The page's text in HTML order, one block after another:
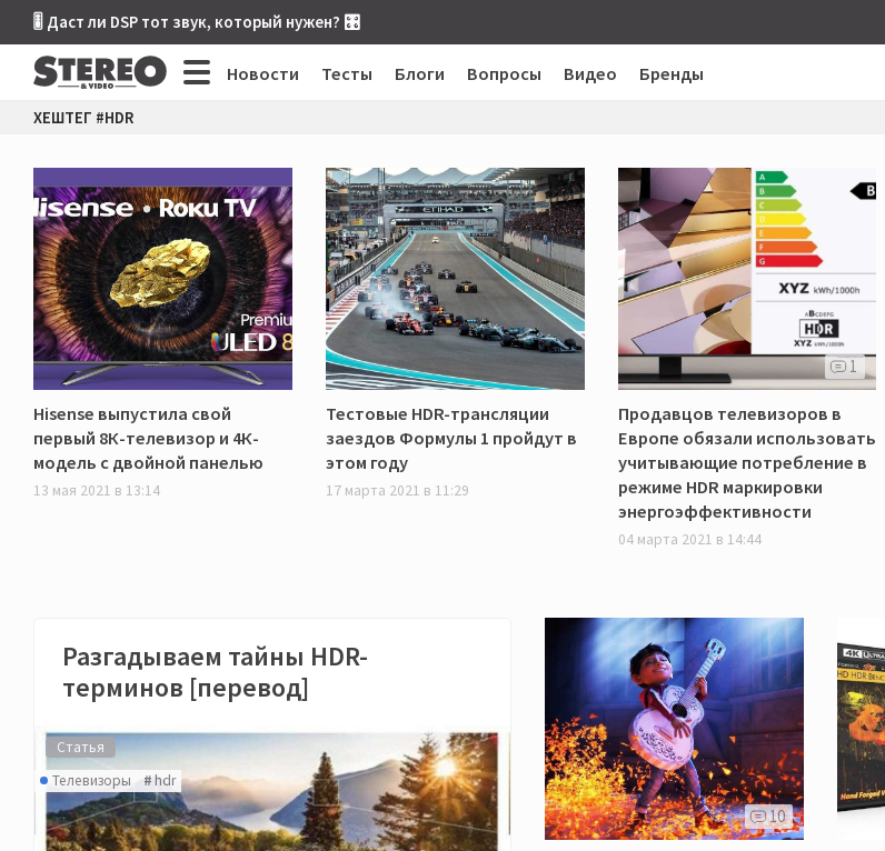
🎚 Даст ли DSP тот звук, который нужен? 🎛
Новости Тесты Блоги Вопросы Видео Бренды
ХЕШТЕГ #HDR
Hisense выпустила свой
первый 8К-телевизор и 4К-
модель с двойной панелью
13 мая 2021 в 13:14
Тестовые HDR-трансляции
заездов Формулы 1 пройдут в
этом году
17 марта 2021 в 11:29
1
Продавцов телевизоров в
Европе обязали использовать
учитывающие потребление в
режиме HDR маркировки
энергоэффективности
04 марта 2021 в 14:44
Разгадываем тайны HDR-
терминов [перевод]
Статья
Телевизоры
hdr
10